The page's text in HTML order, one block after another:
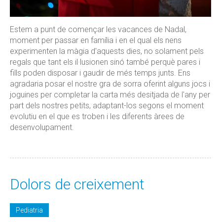
Estem a punt de començar les vacances de Nadal,
moment per passar en família i en el qual els nens
experimenten la màgia d'aquests dies, no solament pels
regals que tant els il·lusionen sinó també perquè pares i
fills poden disposar i gaudir de més temps junts. Ens
agradaria posar el nostre gra de sorra oferint alguns jocs i
joguines per completar la carta més desitjada de l'any per
part dels nostres petits, adaptant-los segons el moment
evolutiu en el que es troben i les diferents àrees de
desenvolupament.
Dolors de creixement
Pediatria